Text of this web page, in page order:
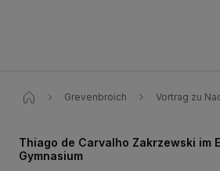
Grevenbroich Vortrag zu
Thiago de Carvalho Zakrzewski im
Gymnasium